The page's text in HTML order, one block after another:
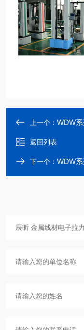
上一个： WDW
返回列表
下一个： WDW